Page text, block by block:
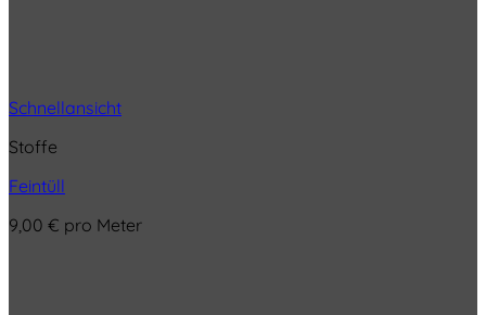
Schnellansicht
Stoffe
Feintüll
9,00 € pro Meter